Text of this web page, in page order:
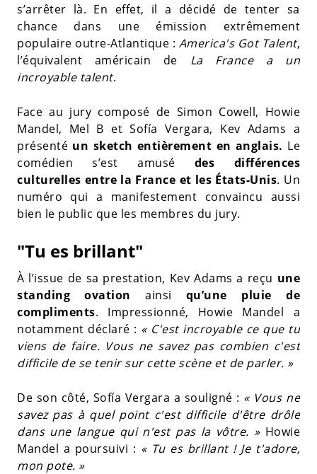
s’arrêter là. En effet, il a décidé de tenter sa
chance dans une émission extrêmement
populaire outre-Atlantique : America's Got Talent,
l’équivalent américain de La France a un
incroyable talent.
Face au jury composé de Simon Cowell, Howie
Mandel, Mel B et Sofía Vergara, Kev Adams a
présenté un sketch entièrement en anglais. Le
comédien s’est amusé des différences
culturelles entre la France et les États-Unis. Un
numéro qui a manifestement convaincu aussi
bien le public que les membres du jury.
"Tu es brillant"
À l’issue de sa prestation, Kev Adams a reçu une
standing ovationainsi qu’une pluie de
compliments. Impressionné, Howie Mandel a
notamment déclaré : « C'est incroyable ce que tu
viens de faire. Vous ne savez pas combien c'est
difficile de se tenir sur cette scène et de parler. »
De son côté, Sofía Vergara a souligné : « Vous ne
savez pas à quel point c'est difficile d'être drôle
dans une langue qui n'est pas la vôtre. »Howie
Mandel a poursuivi : « Tu es brillant ! Je t'adore,
mon pote. »